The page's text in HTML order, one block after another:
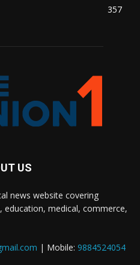
357
US
news website covering
education, medical, commerce,
| Mobile: 9884524054